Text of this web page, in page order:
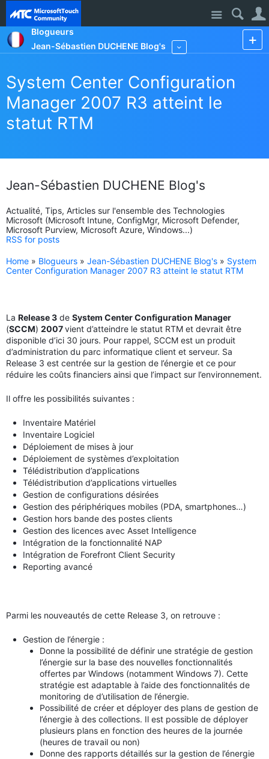
Site
Blogueurs
Jean-Sébastien DUCHENE Blog's
System Center Configuration
Manager 2007 R3 atteint le
statut RTM
Jean-Sébastien DUCHENE Blog's
Actualité, Tips, Articles sur l'ensemble des Technologies
Microsoft (Microsoft Intune, ConfigMgr, Microsoft Defender,
Microsoft Purview, Microsoft Azure, Windows...)
RSS for posts
Home » Blogueurs » Jean-Sébastien DUCHENE Blog's » System
Center Configuration Manager 2007 R3 atteint le statut RTM
La Release 3 de System Center Configuration Manager
(SCCM) 2007vient d’atteindre le statut RTM et devrait être
disponible d’ici 30 jours. Pour rappel, SCCM est un produit
d’administration du parc informatique client et serveur. Sa
Release 3 est centrée sur la gestion de l’énergie et ce pour
réduire les coûts financiers ainsi que l’impact sur l’environnement.
Il offre les possibilités suivantes :
Inventaire Matériel
Inventaire Logiciel
Déploiement de mises à jour
Déploiement de systèmes d’exploitation
Télédistribution d’applications
Télédistribution d’applications virtuelles
Gestion de configurations désirées
Gestion des périphériques mobiles (PDA, smartphones…)
Gestion hors bande des postes clients
Gestion des licences avec Asset Intelligence
Intégration de la fonctionnalité NAP
Intégration de Forefront Client Security
Reporting avancé
Parmi les nouveautés de cette Release 3, on retrouve :
Gestion de l’énergie :
Donne la possibilité de définir une stratégie de gestion
l’énergie sur la base des nouvelles fonctionnalités
offertes par Windows (notamment Windows 7). Cette
stratégie est adaptable à l’aide des fonctionnalités de
monitoring de d’utilisation de l’énergie.
Possibilité de créer et déployer des plans de gestion de
l’énergie à des collections. Il est possible de déployer
plusieurs plans en fonction des heures de la journée
(heures de travail ou non)
Donne des rapports détaillés sur la gestion de l’énergie